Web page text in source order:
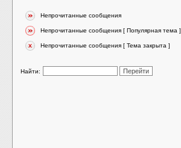
Непрочитанные сообщения
Непрочитанные сообщения [ Популярная тема ]
Непрочитанные сообщения [ Тема закрыта ]
Найти: